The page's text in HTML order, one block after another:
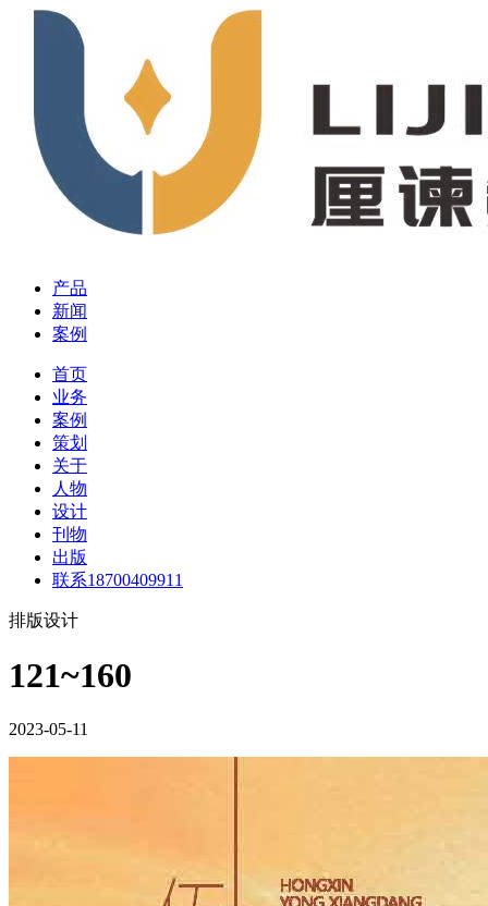
产品
新闻
案例
首页
业务
案例
策划
关于
人物
设计
刊物
出版
联系18700409911
排版设计
121~160
2023-05-11